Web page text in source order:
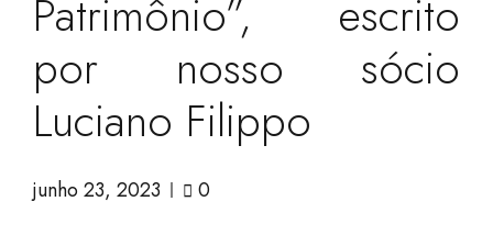
Patrimônio”, escrito
por nosso sócio
Luciano Filippo
junho 23, 2023 0